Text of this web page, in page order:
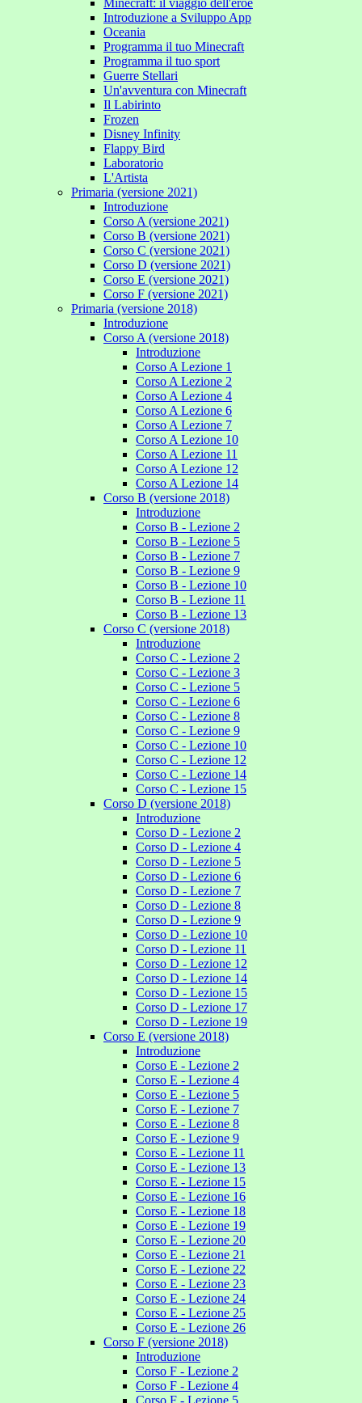
Minecraft: il viaggio dell'eroe
Introduzione a Sviluppo App
Oceania
Programma il tuo Minecraft
Programma il tuo sport
Guerre Stellari
Un'avventura con Minecraft
Il Labirinto
Frozen
Disney Infinity
Flappy Bird
Laboratorio
L'Artista
Primaria (versione 2021)
Introduzione
Corso A (versione 2021)
Corso B (versione 2021)
Corso C (versione 2021)
Corso D (versione 2021)
Corso E (versione 2021)
Corso F (versione 2021)
Primaria (versione 2018)
Introduzione
Corso A (versione 2018)
Introduzione
Corso A Lezione 1
Corso A Lezione 2
Corso A Lezione 4
Corso A Lezione 6
Corso A Lezione 7
Corso A Lezione 10
Corso A Lezione 11
Corso A Lezione 12
Corso A Lezione 14
Corso B (versione 2018)
Introduzione
Corso B - Lezione 2
Corso B - Lezione 5
Corso B - Lezione 7
Corso B - Lezione 9
Corso B - Lezione 10
Corso B - Lezione 11
Corso B - Lezione 13
Corso C (versione 2018)
Introduzione
Corso C - Lezione 2
Corso C - Lezione 3
Corso C - Lezione 5
Corso C - Lezione 6
Corso C - Lezione 8
Corso C - Lezione 9
Corso C - Lezione 10
Corso C - Lezione 12
Corso C - Lezione 14
Corso C - Lezione 15
Corso D (versione 2018)
Introduzione
Corso D - Lezione 2
Corso D - Lezione 4
Corso D - Lezione 5
Corso D - Lezione 6
Corso D - Lezione 7
Corso D - Lezione 8
Corso D - Lezione 9
Corso D - Lezione 10
Corso D - Lezione 11
Corso D - Lezione 12
Corso D - Lezione 14
Corso D - Lezione 15
Corso D - Lezione 17
Corso D - Lezione 19
Corso E (versione 2018)
Introduzione
Corso E - Lezione 2
Corso E - Lezione 4
Corso E - Lezione 5
Corso E - Lezione 7
Corso E - Lezione 8
Corso E - Lezione 9
Corso E - Lezione 11
Corso E - Lezione 13
Corso E - Lezione 15
Corso E - Lezione 16
Corso E - Lezione 18
Corso E - Lezione 19
Corso E - Lezione 20
Corso E - Lezione 21
Corso E - Lezione 22
Corso E - Lezione 23
Corso E - Lezione 24
Corso E - Lezione 25
Corso E - Lezione 26
Corso F (versione 2018)
Introduzione
Corso F - Lezione 2
Corso F - Lezione 4
Corso F - Lezione 5